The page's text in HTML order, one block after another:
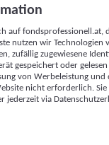
Werbeleistung
(z. B. login-
mit anderen
usw.) auf
werden, um es
oder einer Webseite
hier aufgeführten
auf
nutzen wir Technologien
zufällig zugewiesene
gespeichert oder
von Werbeleistung
nicht erforderlich.
jederzeit via